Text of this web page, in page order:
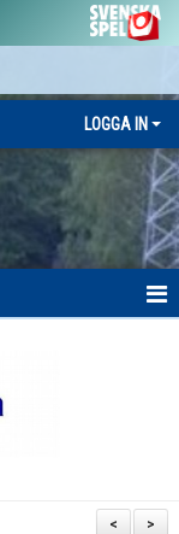
LOGGA IN
>
<